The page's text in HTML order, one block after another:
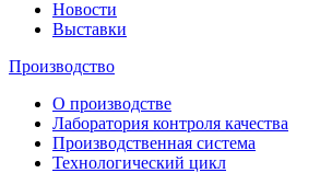
Новости
Выставки
Производство
О производстве
Лаборатория контроля качества
Производственная система
Технологический цикл